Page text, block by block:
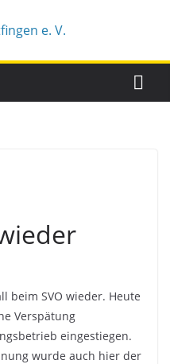
beim SVO wieder. Heute
Verspätung
eingestiegen.
wurde auch hier der